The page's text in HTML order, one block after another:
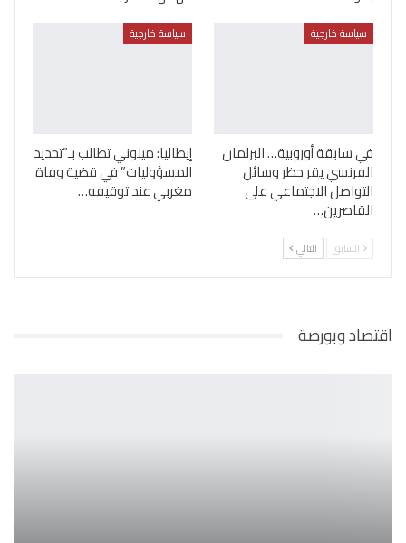
سياسة خارجية
في سابقة أوروبية… البرلمان
الفرنسي يقر حظر وسائل
التواصل الاجتماعي على
القاصرين…
سياسة خارجية
إيطاليا: ميلوني تطالب بـ”تحديد
المسؤوليات” في قضية وفاة
مغربي عند توقيفه…
السابق التالي
اقتصاد وبورصة